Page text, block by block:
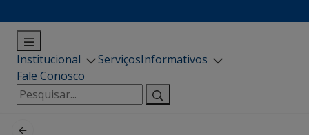
Institucional ServiçosInformativos
Fale Conosco
Pesquisar
por: